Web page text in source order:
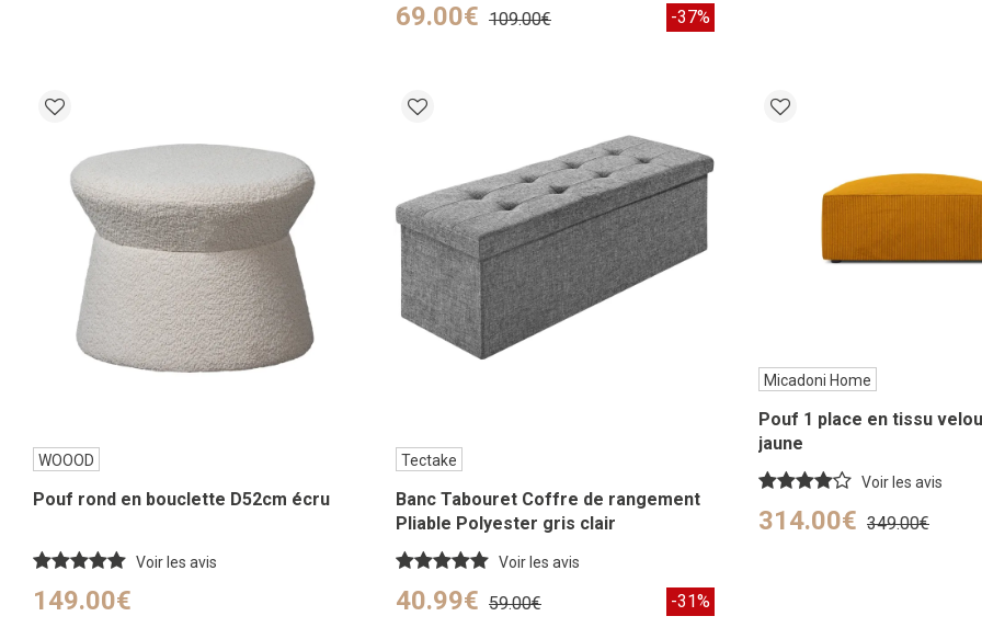
69.00€ 109.00€ -37%
WOOOD
Pouf rond en bouclette D52cm écru
Voir les avis
149.00€
Tectake
Banc Tabouret Coffre de rangement
Pliable Polyester gris clair
Voir les avis
40.99€ 59.00€ -31%
Micadoni Home
Pouf 1 place en tissu
jaune
Voir les avis
314.00€ 349.00€